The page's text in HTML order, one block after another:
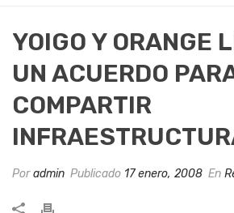
YOIGO Y ORANGE
UN ACUERDO
COMPARTIR
Poradmin Publicado 17 enero, 2008 En